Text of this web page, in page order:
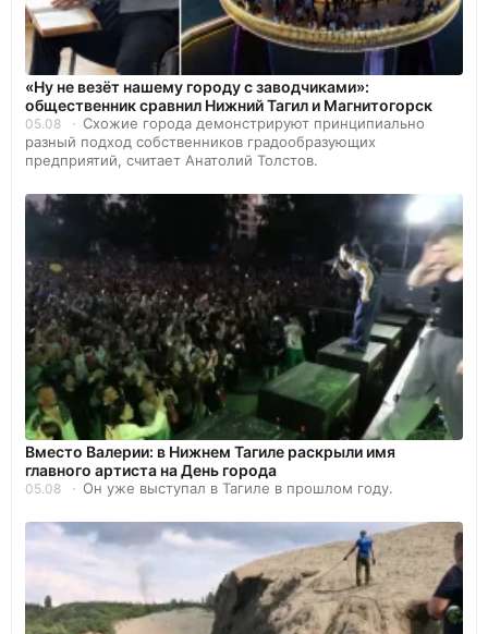
«Ну не везёт нашему городу с заводчиками»:
общественник сравнил Нижний Тагил и Магнитогорск
05.08
Схожие города демонстрируют принципиально
разный подход собственников градообразующих
предприятий, считает Анатолий Толстов.
Вместо Валерии: в Нижнем Тагиле раскрыли имя
главного артиста на День города
05.08 Он уже выступал в Тагиле в прошлом году.